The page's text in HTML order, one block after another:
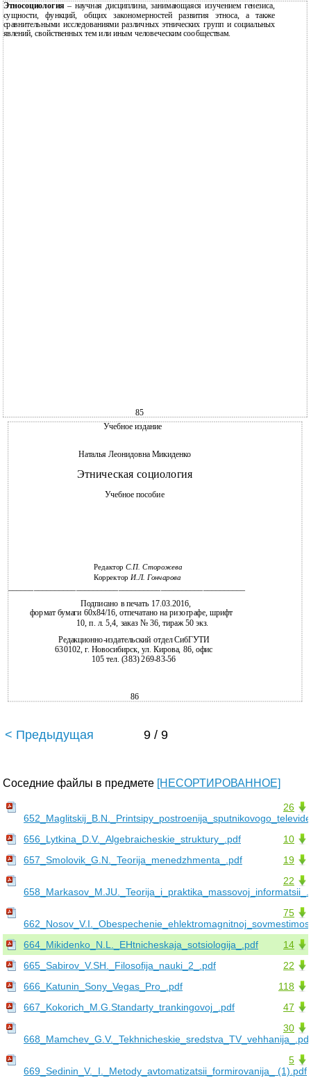
Этносоциология– научная дисциплина, занимающаяся изучением генезиса,
сущности, функций, общих закономерностей развития этноса, а также
сравнительными исследованиями различных этнических групп и социальных
явлений, свойственных тем или иным человеческим сообществам.
85
Учебное издание
Наталья Леонидовна Микиденко
Этническая социология
Учебное пособие
Редактор С.П. Сторожева
Корректор И.Л. Гончарова
________________________________________________________
Подписано в печать 17.03.2016,
формат бумаги 60x84/16, отпечатано на ризографе, шрифт
10, п. л. 5,4, заказ № 36, тираж 50 экз.
Редакционно-издательский отдел СибГУТИ
630102, г. Новосибирск, ул. Кирова, 86, офис
105 тел. (383) 269-83-56
86
< Предыдущая 9 / 9
Соседние файлы в предмете [НЕСОРТИРОВАННОЕ]
26
10
656_Lytkina_D.V._Algebraicheskie_struktury_.pdf
19
657_Smolovik_G.N._Teorija_menedzhmenta_.pdf
22
75
14
664_Mikidenko_N.L._EHtnicheskaja_sotsiologija_.pdf
22
665_Sabirov_V.SH._Filosofija_nauki_2_.pdf
118
666_Katunin_Sony_Vegas_Pro_.pdf
47
667_Kokorich_M.G.Standarty_trankingovoj_.pdf
30
668_Mamchev_G.V._Tekhnicheskie_sredstva_TV_vehhanija_.pdf
5
669_Sedinin_V._I._Metody_avtomatizatsii_formirovanija_ (1).pdf